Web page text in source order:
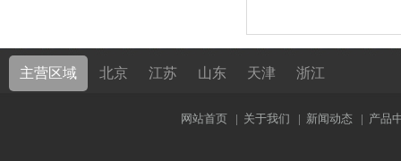
主营区域 北京 江苏 山东 天津 浙江
网站首页 | 关于我们 | 新闻动态 | 产品